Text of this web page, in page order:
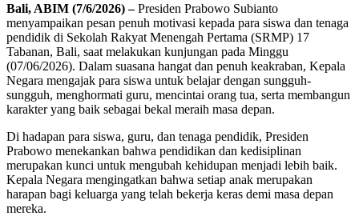
Bali, ABIM (7/6/2026) –Presiden Prabowo Subianto
menyampaikan pesan penuh motivasi kepada para siswa dan tenaga
pendidik di Sekolah Rakyat Menengah Pertama (SRMP) 17
Tabanan, Bali, saat melakukan kunjungan pada Minggu
(07/06/2026). Dalam suasana hangat dan penuh keakraban, Kepala
Negara mengajak para siswa untuk belajar dengan sungguh-
sungguh, menghormati guru, mencintai orang tua, serta membangun
karakter yang baik sebagai bekal meraih masa depan.
Di hadapan para siswa, guru, dan tenaga pendidik, Presiden
Prabowo menekankan bahwa pendidikan dan kedisiplinan
merupakan kunci untuk mengubah kehidupan menjadi lebih baik.
Kepala Negara mengingatkan bahwa setiap anak merupakan
harapan bagi keluarga yang telah bekerja keras demi masa depan
mereka.